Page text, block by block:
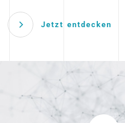
Jetzt entdecken